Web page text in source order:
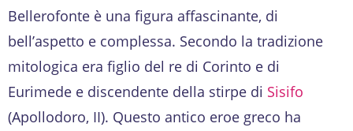
Bellerofonte è una figura affascinante, di
bell’aspetto e complessa. Secondo la tradizione
mitologica era figlio del re di Corinto e di
Eurimede e discendente della stirpe di Sisifo
(Apollodoro, II). Questo antico eroe greco ha